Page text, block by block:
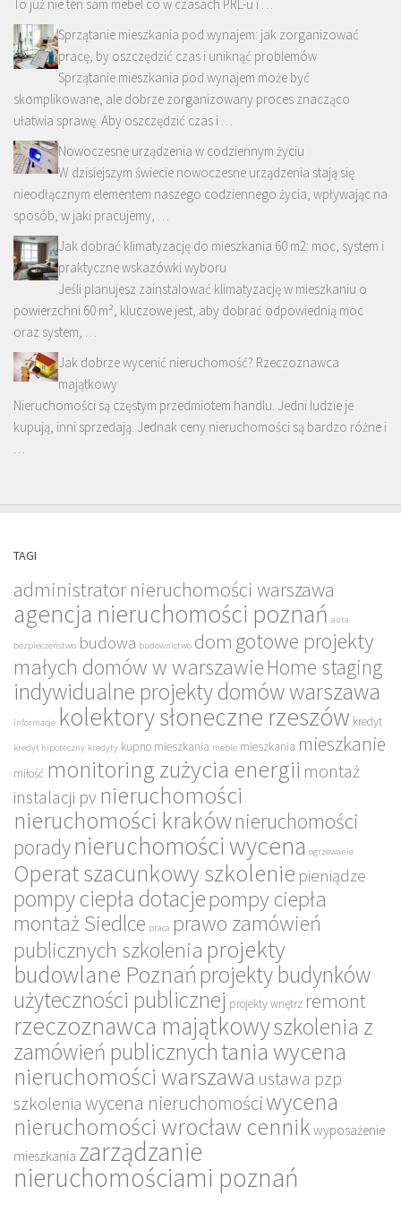
To już nie ten sam mebel co w czasach PRL-u i …
Sprzątanie mieszkania pod wynajem: jak zorganizować
pracę, by oszczędzić czas i uniknąć problemów
Sprzątanie mieszkania pod wynajem może być
skomplikowane, ale dobrze zorganizowany proces znacząco
ułatwia sprawę. Aby oszczędzić czas i …
Nowoczesne urządzenia w codziennym życiu
W dzisiejszym świecie nowoczesne urządzenia stają się
nieodłącznym elementem naszego codziennego życia, wpływając na
sposób, w jaki pracujemy, …
Jak dobrać klimatyzację do mieszkania 60 m2: moc, system i
praktyczne wskazówki wyboru
Jeśli planujesz zainstalować klimatyzację w mieszkaniu o
powierzchni 60 m², kluczowe jest, aby dobrać odpowiednią moc
oraz system, …
Jak dobrze wycenić nieruchomość? Rzeczoznawca
majątkowy
Nieruchomości są częstym przedmiotem handlu. Jedni ludzie je
kupują, inni sprzedają. Jednak ceny nieruchomości są bardzo różne i
…
TAGI
administrator nieruchomości warszawa
agencja nieruchomości poznań auta
bezpieczeństwo budowa budownictwo dom gotowe projekty
małych domów w warszawie Home staging
indywidualne projekty domów warszawa
informacje kolektory słoneczne rzeszów kredyt
kredyt hipoteczny kredyty kupno mieszkania meble mieszkania mieszkanie
miłość monitoring zużycia energii montaż
instalacji pv nieruchomości
nieruchomości krakównieruchomości
poradynieruchomości wycena ogrzewanie
Operat szacunkowy szkolenie pieniądze
pompy ciepła dotacjepompy ciepła
montaż Siedlce praca prawo zamówień
publicznych szkolenia projekty
budowlane Poznańprojekty budynków
użyteczności publicznej projekty wnętrz remont
rzeczoznawca majątkowyszkolenia z
zamówień publicznychtania wycena
nieruchomości warszawa ustawa pzp
szkolenia wycena nieruchomościwycena
nieruchomości wrocław cennik wyposażenie
mieszkania zarządzanie
nieruchomościami poznań